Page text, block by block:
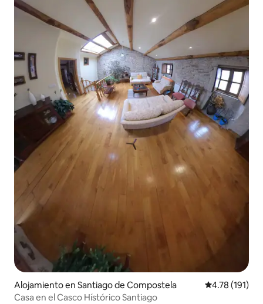
Alojamiento en Santiago de Compostela Calificación
4.78 (191)
Casa en el Casco Hístórico Santiago